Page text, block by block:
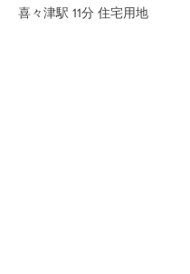
喜々津駅 11分 住宅用地